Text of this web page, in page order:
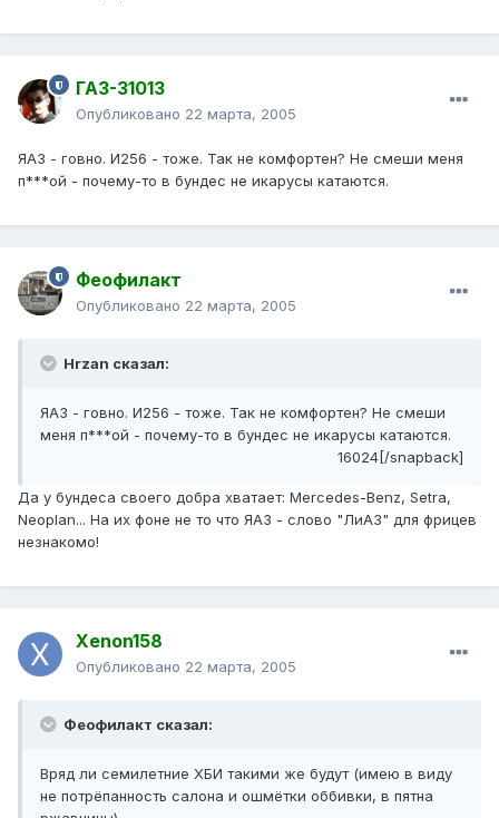
ГАЗ-31013
Опубликовано 22 марта, 2005
ЯАЗ - говно. И256 - тоже. Так не комфортен? Не смеши меня
п***ой - почему-то в бундес не икарусы катаются.
Феофилакт
Опубликовано 22 марта, 2005
Hrzan сказал:
ЯАЗ - говно. И256 - тоже. Так не комфортен? Не смеши
меня п***ой - почему-то в бундес не икарусы катаются.
16024[/snapback]
Да у бундеса своего добра хватает: Mercedes-Benz, Setra,
Neoplan... На их фоне не то что ЯАЗ - слово "ЛиАЗ" для фрицев
незнакомо!
Xenon158
Опубликовано 22 марта, 2005
Феофилакт сказал:
Вряд ли семилетние ХБИ такими же будут (имею в виду
не потрёпанность салона и ошмётки оббивки, в пятна